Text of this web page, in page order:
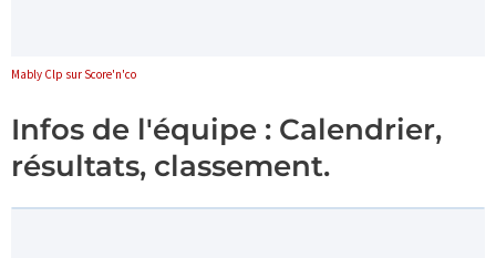
Mably Clp sur Score'n'co
Infos de l'équipe : Calendrier,
résultats, classement.